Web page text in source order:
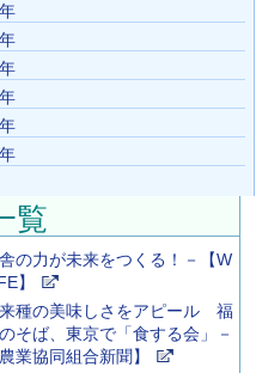
覧
の力が未来をつくる！－【W
】
種の美味しさをアピール 福
そば、東京で「食する会」－
農業協同組合新聞】